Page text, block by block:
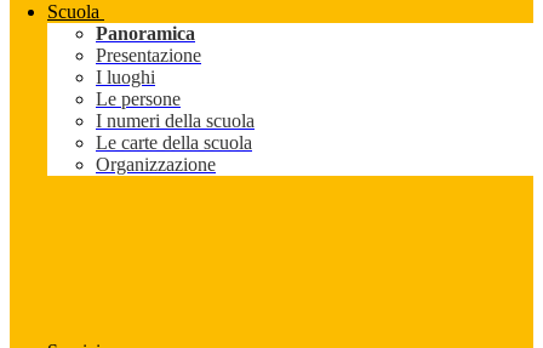
Scuola
Panoramica
Presentazione
I luoghi
Le persone
I numeri della scuola
Le carte della scuola
Organizzazione